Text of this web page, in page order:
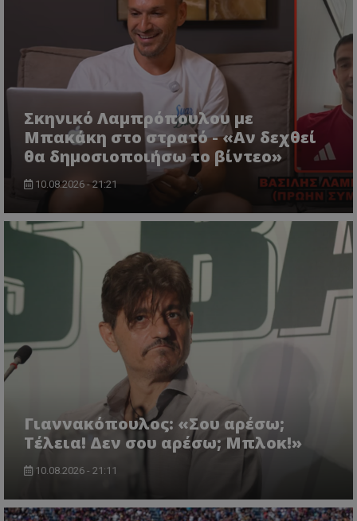
Σκηνικό Λαμπρόπουλου με
Μπακάκη στο στρατό - «Αν δεχθεί
θα δημοσιοποιήσω το βίντεο»
10.08.2026 - 21:21
Γιαννακόπουλος: «Σου αρέσω;
Τέλεια! Δεν σου αρέσω; Μπλοκ!»
10.08.2026 - 21:11